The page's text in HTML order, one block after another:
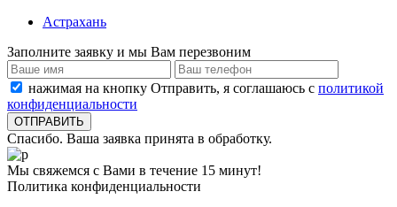
Астрахань
Заполните заявку и мы Вам перезвоним
нажимая на кнопку Отправить, я соглашаюсь с политикой
конфиденциальности
Спасибо. Ваша заявка принята в обработку.
Мы свяжемся с Вами в течение 15 минут!
Политика конфиденциальности